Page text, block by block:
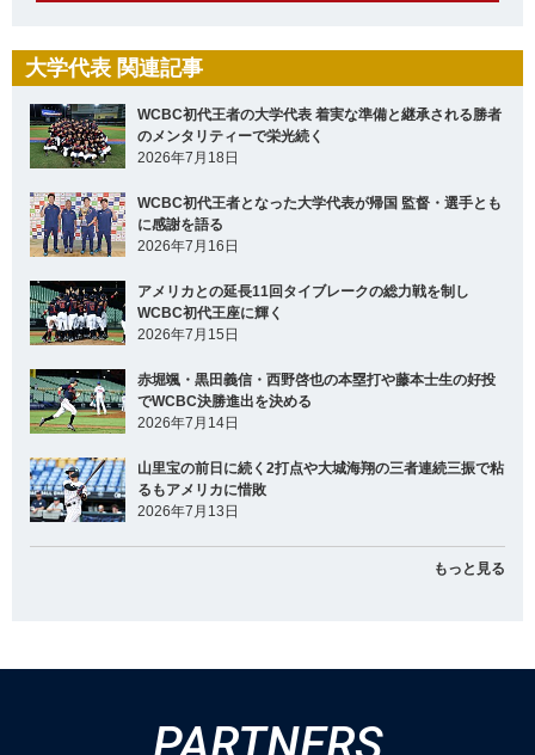
大学代表 関連記事
WCBC初代王者の大学代表 着実な準備と継承される勝者
のメンタリティーで栄光続く
2026年7月18日
WCBC初代王者となった大学代表が帰国 監督・選手とも
に感謝を語る
2026年7月16日
アメリカとの延長11回タイブレークの総力戦を制し
WCBC初代王座に輝く
2026年7月15日
赤堀颯・黒田義信・西野啓也の本塁打や藤本士生の好投
でWCBC決勝進出を決める
2026年7月14日
山里宝の前日に続く2打点や大城海翔の三者連続三振で粘
るもアメリカに惜敗
2026年7月13日
もっと見る